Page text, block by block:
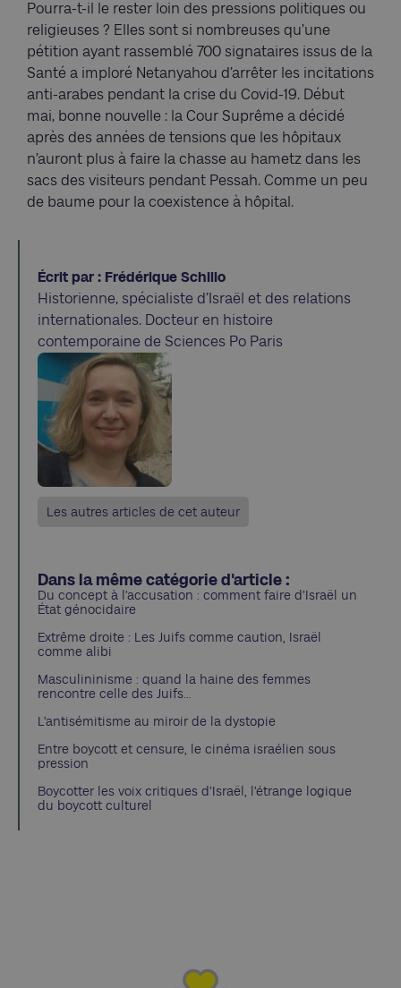
Pourra-t-il le rester loin des pressions politiques ou
religieuses ? Elles sont si nombreuses qu’une
pétition ayant rassemblé 700 signataires issus de la
Santé a imploré Netanyahou d’arrêter les incitations
anti-arabes pendant la crise du Covid-19. Début
mai, bonne nouvelle : la Cour Suprême a décidé
après des années de tensions que les hôpitaux
n’auront plus à faire la chasse au hametz dans les
sacs des visiteurs pendant Pessah. Comme un peu
de baume pour la coexistence à hôpital.
Écrit par : Frédérique Schillo
Historienne, spécialiste d’Israël et des relations
internationales. Docteur en histoire
contemporaine de Sciences Po Paris
Les autres articles de cet auteur
Dans la même catégorie d'article :
Du concept à l’accusation : comment faire d’Israël un
État génocidaire
Extrême droite : Les Juifs comme caution, Israël
comme alibi
Masculininisme : quand la haine des femmes
rencontre celle des Juifs…
L’antisémitisme au miroir de la dystopie
Entre boycott et censure, le cinéma israélien sous
pression
Boycotter les voix critiques d’Israël, l’étrange logique
du boycott culturel